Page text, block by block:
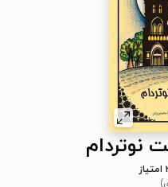
نوتردام